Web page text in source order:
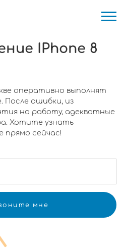
IPhone 8
оперативно выполнят
После ошибки, из
на работу, адекватные
Хотите узнать
прямо сейчас!